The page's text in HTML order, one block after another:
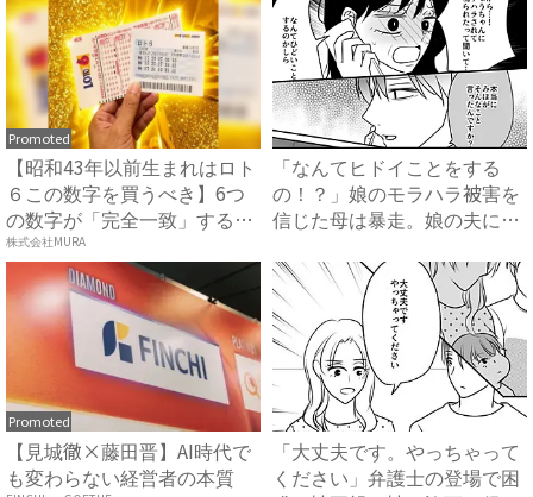
Promoted
【昭和43年以前生まれはロト
６この数字を買うべき】6つ
の数字が「完全一致」する
方...
株式会社MURA
「なんてヒドイことをする
の！？」娘のモラハラ被害を
信じた母は暴走。娘の夫に電
Promoted
【見城徹×藤田晋】AI時代で
も変わらない経営者の本質
「大丈夫です。やっちゃって
ください」弁護士の登場で困